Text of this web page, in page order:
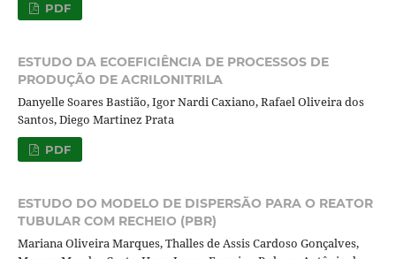
PDF
ESTUDO DA ECOEFICIÊNCIA DE PROCESSOS DE
PRODUÇÃO DE ACRILONITRILA
Danyelle Soares Bastião, Igor Nardi Caxiano, Rafael Oliveira dos
Santos, Diego Martinez Prata
PDF
ESTUDO DO MODELO DE DISPERSÃO PARA O REATOR
TUBULAR COM RECHEIO (PBR)
Mariana Oliveira Marques, Thalles de Assis Cardoso Gonçalves,